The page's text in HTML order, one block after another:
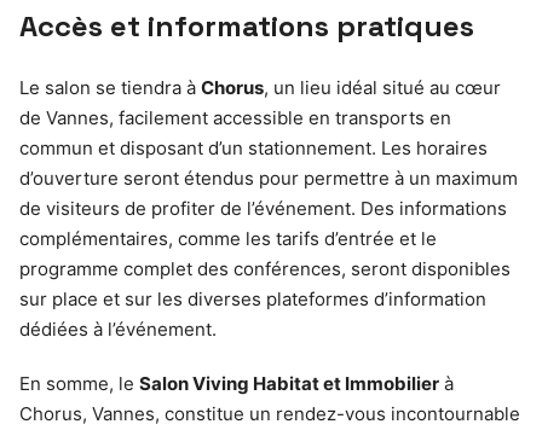
Accès et informations pratiques
Le salon se tiendra à Chorus, un lieu idéal situé au cœur
de Vannes, facilement accessible en transports en
commun et disposant d’un stationnement. Les horaires
d’ouverture seront étendus pour permettre à un maximum
de visiteurs de profiter de l’événement. Des informations
complémentaires, comme les tarifs d’entrée et le
programme complet des conférences, seront disponibles
sur place et sur les diverses plateformes d’information
dédiées à l’événement.
En somme, le Salon Viving Habitat et Immobilier à
Chorus, Vannes, constitue un rendez-vous incontournable